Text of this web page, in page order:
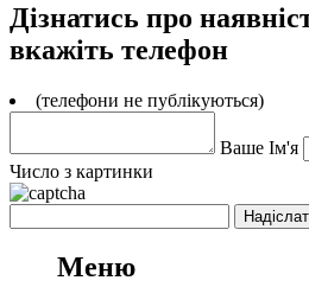
Дізнатись про
вкажіть телефон
(телефони не публікуються)
Ваше Ім'я
Число з картинки
Меню